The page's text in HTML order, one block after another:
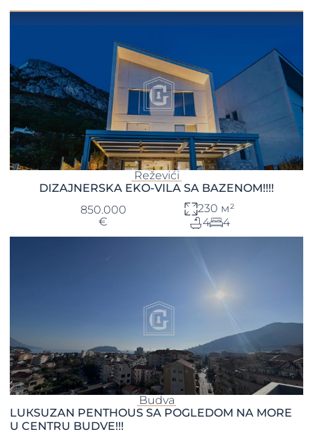
Reževići
DIZAJNERSKA EKO-VILA SA BAZENOM!!!!
850.000
€
230 м²
4
4
Budva
LUКSUZAN PENTHOUS SA POGLEDOM NA MORE
U CENTRU BUDVE!!!